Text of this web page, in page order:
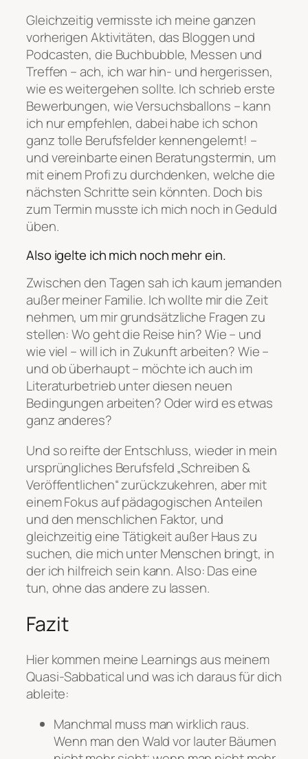
Gleichzeitig vermisste ich meine ganzen
vorherigen Aktivitäten, das Bloggen und
Podcasten, die Buchbubble, Messen und
Treffen – ach, ich war hin- und hergerissen,
wie es weitergehen sollte. Ich schrieb erste
Bewerbungen, wie Versuchsballons – kann
ich nur empfehlen, dabei habe ich schon
ganz tolle Berufsfelder kennengelernt! –
und vereinbarte einen Beratungstermin, um
mit einem Profi zu durchdenken, welche die
nächsten Schritte sein könnten. Doch bis
zum Termin musste ich mich noch in Geduld
üben.
Also igelte ich mich noch mehr ein.
Zwischen den Tagen sah ich kaum jemanden
außer meiner Familie. Ich wollte mir die Zeit
nehmen, um mir grundsätzliche Fragen zu
stellen: Wo geht die Reise hin? Wie – und
wie viel – will ich in Zukunft arbeiten? Wie –
und ob überhaupt – möchte ich auch im
Literaturbetrieb unter diesen neuen
Bedingungen arbeiten? Oder wird es etwas
ganz anderes?
Und so reifte der Entschluss, wieder in mein
ursprüngliches Berufsfeld „Schreiben &
Veröffentlichen“ zurückzukehren, aber mit
einem Fokus auf pädagogischen Anteilen
und den menschlichen Faktor, und
gleichzeitig eine Tätigkeit außer Haus zu
suchen, die mich unter Menschen bringt, in
der ich hilfreich sein kann. Also: Das eine
tun, ohne das andere zu lassen.
Fazit
Hier kommen meine Learnings aus meinem
Quasi-Sabbatical und was ich daraus für dich
ableite:
Manchmal muss man wirklich raus.
Wenn man den Wald vor lauter Bäumen